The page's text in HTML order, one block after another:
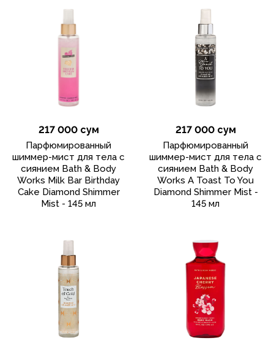
217 000 сум
Парфюмированный
шиммер-мист для тела с
сиянием Bath & Body
Works Milk Bar Birthday
Cake Diamond Shimmer
Mist - 145 мл
217 000 сум
Парфюмированный
шиммер-мист для тела с
сиянием Bath & Body
Works A Toast To You
Diamond Shimmer Mist -
145 мл